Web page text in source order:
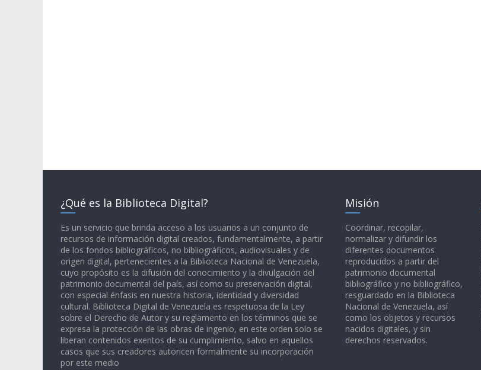
¿Qué es la Biblioteca Digital?
Es un servicio que brinda acceso a los usuarios a un conjunto de
recursos de información digital creados, fundamentalmente, a partir
de los fondos bibliográficos, no bibliográficos, audiovisuales y de
origen digital, pertenecientes a la Biblioteca Nacional de Venezuela,
cuyo propósito es la difusión del conocimiento y la divulgación del
patrimonio documental del país, así como su preservación digital,
con especial énfasis en nuestra historia, identidad y diversidad
cultural. Biblioteca Digital de Venezuela es respetuosa de la Ley
sobre el Derecho de Autor y su reglamento en los términos que se
expresa la protección de las obras de ingenio, en este orden solo se
liberan contenidos exentos de su cumplimiento, salvo en aquellos
casos que sus creadores autoricen formalmente su incorporación
por este medio
Misión
Coordinar, recopilar,
normalizar y difundir los
diferentes documentos
reproducidos a partir del
patrimonio documental
bibliográfico y no bibliográfico,
resguardado en la Biblioteca
Nacional de Venezuela, así
como los objetos y recursos
nacidos digitales, y sin
derechos reservados.